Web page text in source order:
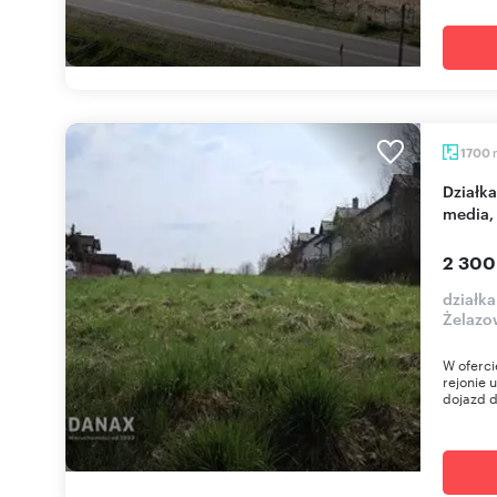
1700
Działka budowlana 17 arów w Krakowie - asfalt,
2
W
rejonie
dojazd